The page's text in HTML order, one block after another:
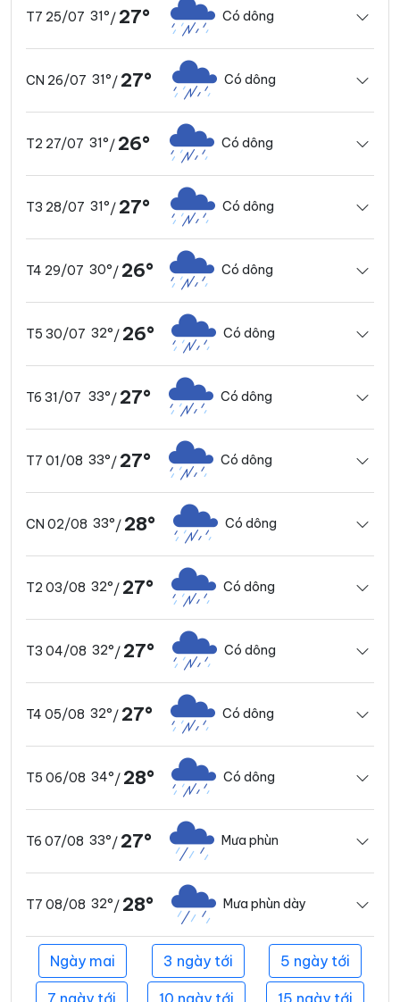
T7 25/07 31°/ 27° Có dông
CN 26/07 31°/ 27° Có dông
T2 27/07 31°/ 26° Có dông
T3 28/07 31°/ 27° Có dông
T4 29/07 30°/ 26° Có dông
T5 30/07 32°/ 26° Có dông
T6 31/07 33°/ 27° Có dông
T7 01/08 33°/ 27° Có dông
CN 02/08 33°/ 28° Có dông
T2 03/08 32°/ 27° Có dông
T3 04/08 32°/ 27° Có dông
T4 05/08 32°/ 27° Có dông
T5 06/08 34°/ 28° Có dông
T6 07/08 33°/ 27° Mưa phùn
T7 08/08 32°/ 28° Mưa phùn dày
Ngày mai 3 ngày tới 5 ngày tới
7 ngày tới 10 ngày tới 15 ngày tới